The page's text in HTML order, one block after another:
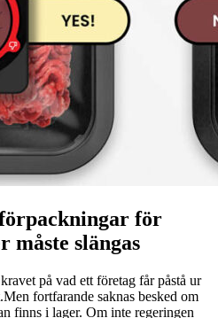
för
måste slängas
på vad ett företag får påstå ur
fortfarande saknas besked om
finns i lager. Om inte regeringen